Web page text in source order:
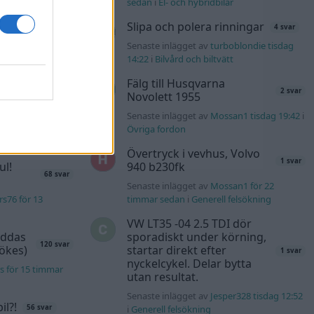
68 svar
för 13
120 svar
för 15 timmar
56 svar
Slipa och polera rinningar 4 svar
Senaste inlägget av turboblondie tisdag
14:22i Bilvård och biltvätt
Fälg till Husqvarna
Novolett 1955
2 svar
Senaste inlägget av Mossan1 tisdag 19:42i
Övriga fordon
Övertryck i vevhus, Volvo
940 b230fk
1 svar
Senaste inlägget av Mossan1 för 22
timmar sedan i Generell felsökning
VW LT35 -04 2.5 TDI dör
sporadiskt under körning,
startar direkt efter
nyckelcykel. Delar bytta
utan resultat.
1 svar
Senaste inlägget av Jesper328 tisdag 12:52
i Generell felsökning